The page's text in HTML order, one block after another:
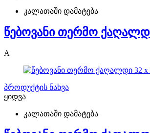
კალათაში დამატება
წებოვანი თერმო
A
პროდუქტის ნახვა
ყიდვა
კალათაში დამატება